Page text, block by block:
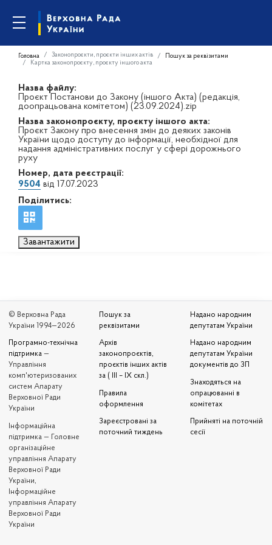
Головна Законопроєкти, проєкти інших актів
Пошук за реквізитами
Картка законопроєкту, проєкту іншого акта
Назва файлу:
Проєкт Постанови до Закону (іншого Акта) (редакція,
доопрацьована комітетом) (23.09.2024).zip
Назва законопроєкту, проєкту іншого акта:
Проєкт Закону про внесення змін до деяких законів
України щодо доступу до інформації, необхідної для
надання адміністративних послуг у сфері дорожнього
руху
Номер, дата реєстрації:
9504 від 17.07.2023
Поділитись:
Завантажити
© Верховна Рада
України 1994—2026
Програмно-технічна
підтримка —
Управління
комп'ютеризованих
систем Апарату
Верховної Ради
України
Iнформаційна
підтримка — Головне
організаційне
управління Апарату
Верховної Ради
України,
Інформаційне
управління Апарату
Верховної Ради
України
Пошук за
реквізитами
Архів
законопроєктів,
проєктів інших актів
за ( III – IX скл.)
Правила
оформлення
Зареєстровані за
поточний тиждень
Надано народним
депутатам України
Надано народним
депутатам України
документів до ЗП
Знаходяться на
опрацюванні в
комітетах
Прийняті на поточній
сесії